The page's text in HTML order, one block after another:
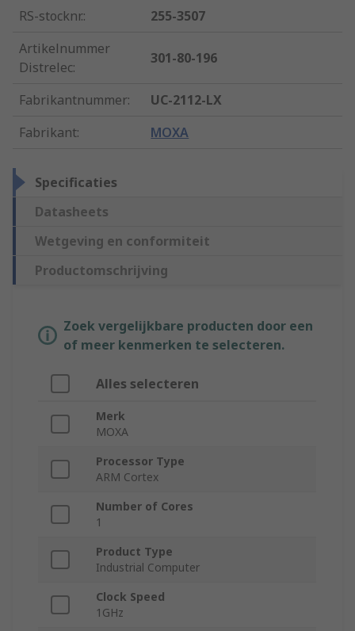
RS-stocknr.:
255-3507
Artikelnummer
Distrelec:
301-80-196
Fabrikantnummer:
UC-2112-LX
Fabrikant: MOXA
Specificaties
Datasheets
Wetgeving en conformiteit
Productomschrijving
Zoek vergelijkbare producten door een
of meer kenmerken te selecteren.
Alles selecteren
Merk
MOXA
Processor Type
ARM Cortex
Number of Cores
1
Product Type
Industrial Computer
Clock Speed
1GHz